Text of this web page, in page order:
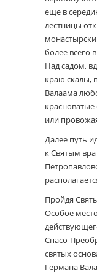
еще в
лестницы
более всего
Над садом,
краю скалы,
Валаама
или
Далее путь
к Святым
Пройдя
Особое
Спасо-
святых
Германа